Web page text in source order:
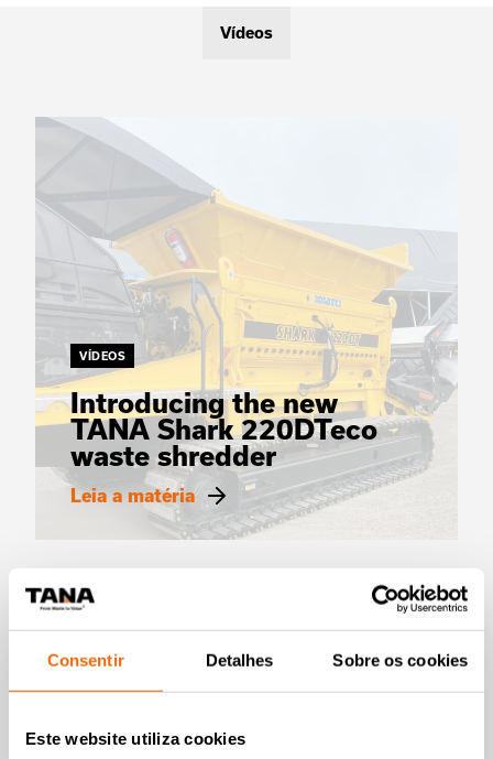
Consentir Detalhes Sobre os cookies
Este website utiliza cookies
Vídeos
VÍDEOS
Introducing the new
TANA Shark 220DTeco
waste shredder
Leia a matéria